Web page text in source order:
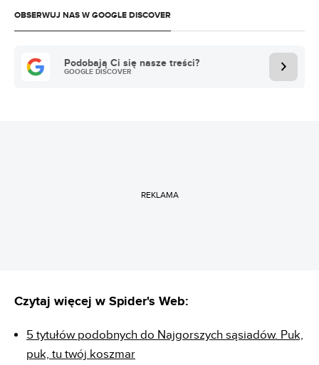
OBSERWUJ NAS W GOOGLE DISCOVER
Podobają Ci się nasze treści?
GOOGLE DISCOVER
REKLAMA
Czytaj więcej w Spider's Web:
5 tytułów podobnych do Najgorszych sąsiadów. Puk,
puk, tu twój koszmar